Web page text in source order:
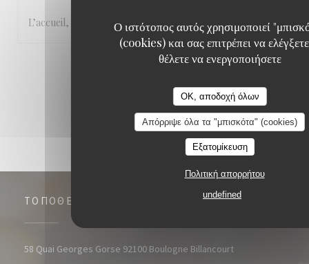
Ο ιστότοπος αυτός χρησιμοποιεί
(cookies) και σας επιτρέπει να
θέλετε να ενεργοποιήσετε
OK, αποδοχή όλων
Απόρριψε όλα τα "μπισκότα" (cookies)
Εξατομίκευση
Πολιτική απορρήτου
undefined
L’accueil, le cadre et la cuisine.
3
ΤΟΠΟΘΕΣΊΑ
58 Quai Georges Gorse 92100 Boulogne Billancourt((ανοίγει σε νέο